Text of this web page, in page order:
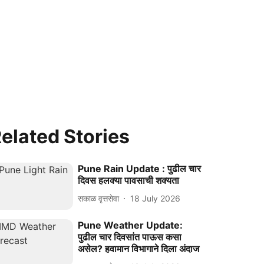
Stories
Pune Rain Update : पुढील चार
दिवस हलक्या पावसाची शक्यता
सकाळ वृत्तसेवा 18 July 2026
Pune Weather Update:
पुढील चार दिवसांत पाऊस कसा
असेल? हवामान विभागाने दिला अंदाज